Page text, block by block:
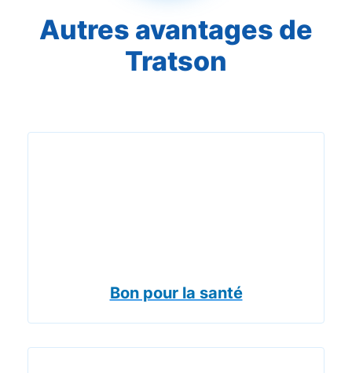
Autres avantages de
Tratson
Bon pour la santé